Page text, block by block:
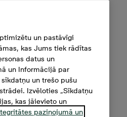
un pastāvīgi
kas Jums tiek rādītas
datus un
un Informācijā par
un trešo pušu
Izvēloties „Sīkdatņu
kas jāievieto un
paziņojumā un